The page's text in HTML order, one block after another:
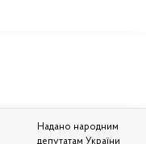
Надано народним
депутатам України